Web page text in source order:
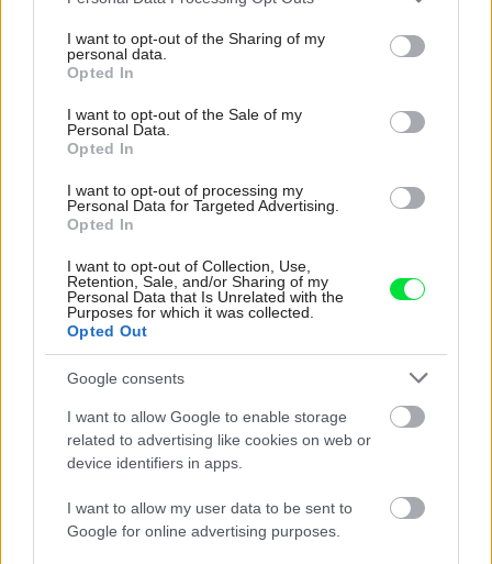
not limited to your visit or usage behaviour. You may click to
grant or deny consent to Google and its third-party tags to
use your data for below specified purposes in below Google
consent section.
I want to opt-out of the Sharing of my
personal data.
Opted In
I want to opt-out of the Sale of my
Personal Data.
Opted In
I want to opt-out of processing my
Personal Data for Targeted Advertising.
Opted In
I want to opt-out of Collection, Use,
Retention, Sale, and/or Sharing of my
Personal Data that Is Unrelated with the
Purposes for which it was collected.
Opted Out
Google consents
I want to allow Google to enable storage
related to advertising like cookies on web or
device identifiers in apps.
I want to allow my user data to be sent to
Google for online advertising purposes.
Moderné poschodové domy stmeľujú rodinu